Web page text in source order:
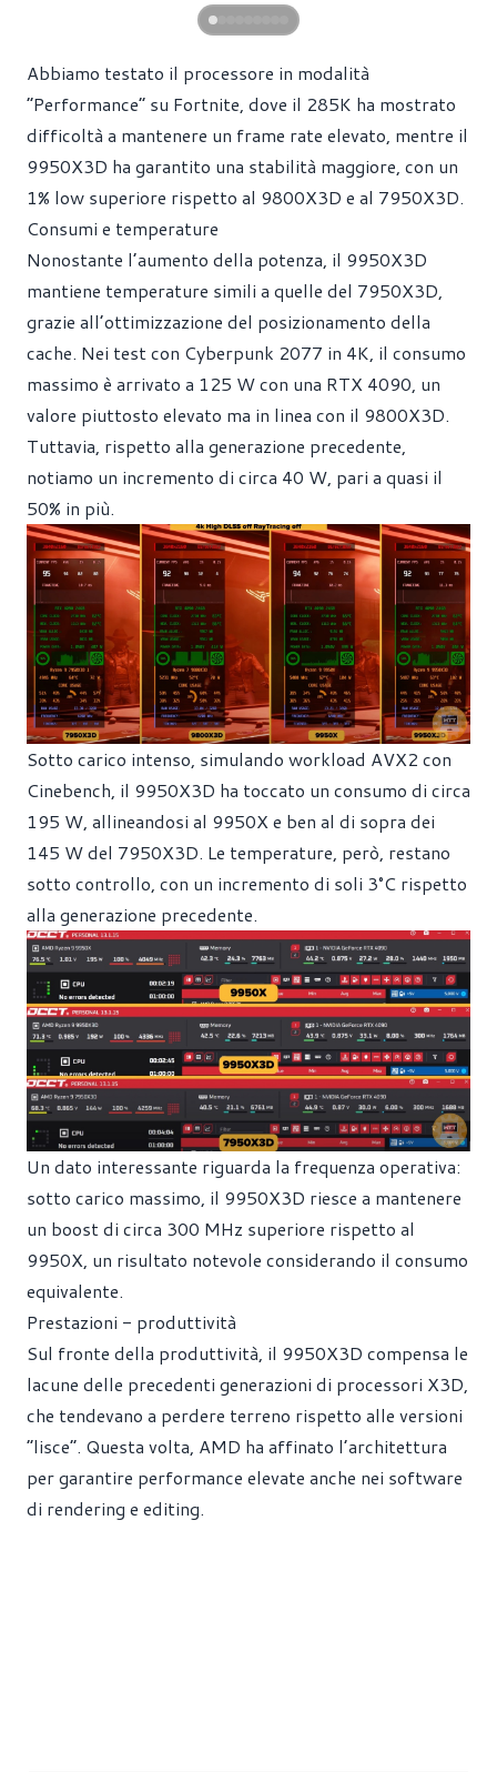
Abbiamo testato il processore in modalità
“Performance” su Fortnite, dove il 285K ha mostrato
difficoltà a mantenere un frame rate elevato, mentre il
9950X3D ha garantito una stabilità maggiore, con un
1% low superiore rispetto al 9800X3D e al 7950X3D.
Consumi e temperature
Nonostante l’aumento della potenza, il 9950X3D
mantiene temperature simili a quelle del 7950X3D,
grazie all’ottimizzazione del posizionamento della
cache. Nei test con Cyberpunk 2077 in 4K, il consumo
massimo è arrivato a 125 W con una RTX 4090, un
valore piuttosto elevato ma in linea con il 9800X3D.
Tuttavia, rispetto alla generazione precedente,
notiamo un incremento di circa 40 W, pari a quasi il
50% in più.
Sotto carico intenso, simulando workload AVX2 con
Cinebench, il 9950X3D ha toccato un consumo di circa
195 W, allineandosi al 9950X e ben al di sopra dei
145 W del 7950X3D. Le temperature, però, restano
sotto controllo, con un incremento di soli 3°C rispetto
alla generazione precedente.
Un dato interessante riguarda la frequenza operativa:
sotto carico massimo, il 9950X3D riesce a mantenere
un boost di circa 300 MHz superiore rispetto al
9950X, un risultato notevole considerando il consumo
equivalente.
Prestazioni - produttività
Sul fronte della produttività, il 9950X3D compensa le
lacune delle precedenti generazioni di processori X3D,
che tendevano a perdere terreno rispetto alle versioni
“lisce”. Questa volta, AMD ha affinato l’architettura
per garantire performance elevate anche nei software
di rendering e editing.